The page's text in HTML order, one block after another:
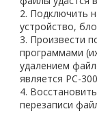
Подключить
устройство,
Произвести
программами
удалением
является РС-
перезаписи